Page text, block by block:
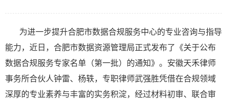
为进一步提升合肥市数据合规服务中心的专业咨询与指导
能力，近日，合肥市数据资源管理局正式发布了《关于公布
数据合规服务专家名单（第一批）的通知》。安徽天禾律师
事务所合伙人钟雷、杨轶，专职律师武强胜凭借在合规领域
深厚的专业素养与丰富的实务积淀，经过材料初审、联合审